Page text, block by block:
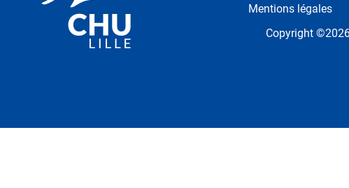
Mentions légales
Copyright ©